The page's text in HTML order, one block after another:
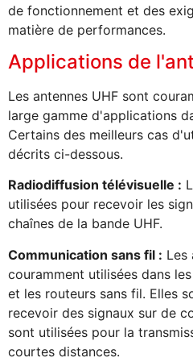
de fonctionnement et des
matière de performances.
Applications de
Les antennes UHF sont
large gamme d'applications
Certains des meilleurs cas
décrits ci-dessous.
Radiodiffusion télévisuelle :
utilisées pour recevoir les
chaînes de la bande UHF.
Communication sans fil : Les
couramment utilisées dans
et les routeurs sans fil. Elles
recevoir des signaux sur de
sont utilisées pour la
courtes distances.